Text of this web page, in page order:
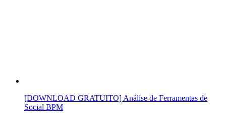
[DOWNLOAD GRATUITO] Análise de Ferramentas de
Social BPM